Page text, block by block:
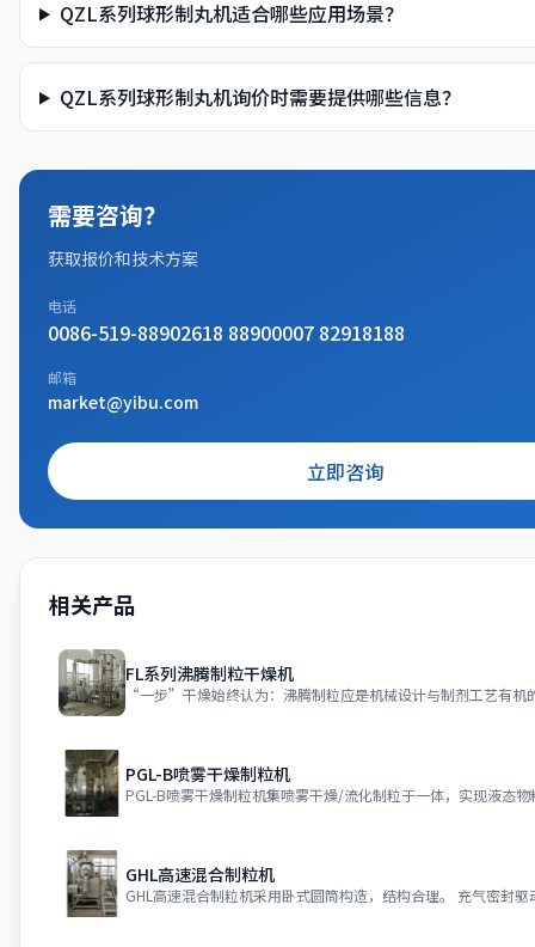
QZL系列球形制丸机适合哪些应用场景？
QZL系列球形制丸机询价时需要提供哪些信息？
需要咨询？
获取报价和技术方案
电话
0086-519-88902618 88900007 82918188
邮箱
market@yibu.com
立即咨询
相关产品
FL系列沸腾制粒干燥机
PGL-B喷雾干燥制粒机
GHL高速混合制粒机